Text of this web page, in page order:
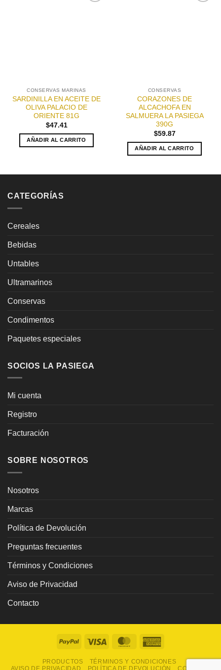
CONSERVAS MARINAS
SARDINILLA EN ACEITE DE
OLIVA PALACIO DE
ORIENTE 81G
$47.41
AÑADIR AL CARRITO
CONSERVAS
CORAZONES DE
ALCACHOFA EN
SALMUERA LA PASIEGA
390G
$59.87
AÑADIR AL CARRITO
CATEGORÍAS
Cereales
Bebidas
Untables
Ultramarinos
Conservas
Condimentos
Paquetes especiales
SOCIOS LA PASIEGA
Mi cuenta
Registro
Facturación
SOBRE NOSOTROS
Nosotros
Marcas
Política de Devolución
Preguntas frecuentes
Términos y Condiciones
Aviso de Privacidad
Contacto
PayPal Visa MasterCard
PRODUCTOS
TÉRMINOS Y CONDICIONES
AVISO DE PRIVACIDAD
POLÍTICA DE DEVOLUCIÓN CONTACTO